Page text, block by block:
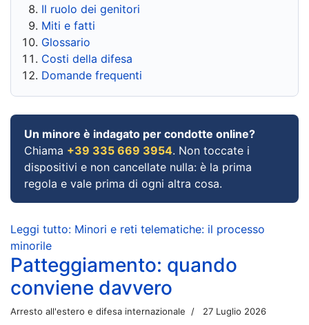
Il ruolo dei genitori
Miti e fatti
Glossario
Costi della difesa
Domande frequenti
Un minore è indagato per condotte online?
Chiama +39 335 669 3954. Non toccate i
dispositivi e non cancellate nulla: è la prima
regola e vale prima di ogni altra cosa.
Leggi tutto: Minori e reti telematiche: il processo
minorile
Patteggiamento: quando
conviene davvero
Arresto all'estero e difesa internazionale 27 Luglio 2026